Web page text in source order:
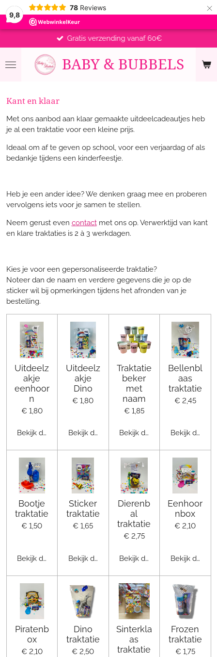
9,8
78 Reviews ×
BABY & BUBBELS
Gratis verzending vanaf 60€
Kant en klaar
Met ons aanbod aan klaar gemaakte uitdeelcadeautjes heb
je al een traktatie voor een kleine prijs.
Ideaal om af te geven op school, voor een verjaardag of als
bedankje tijdens een kinderfeestje.
Heb je een ander idee? We denken graag mee en proberen
vervolgens iets voor je samen te stellen.
Neem gerust even contactmet ons op. Verwerktijd van kant
en klare traktaties is 2 à 3 werkdagen.
Kies je voor een gepersonaliseerde traktatie?
Noteer dan de naam en verdere gegevens die je op de
sticker wil bij opmerkingen tijdens het afronden van je
bestelling.
Uitdeelz
akje
eenhoor
n
€ 1,80
Bekijk details
Uitdeelz
akje
Dino
€ 1,80
Bekijk details
Traktatie
beker
met
naam
€ 1,85
Bekijk details
Bellenbl
aas
traktatie
€ 2,45
Bekijk details
Bootje
traktatie
€ 1,50
Bekijk details
Sticker
traktatie
€ 1,65
Bekijk details
Dierenb
al
traktatie
€ 2,75
Bekijk details
Eenhoor
nbox
€ 2,10
Bekijk details
Piratenb
ox
€ 2,10
Dino
traktatie
€ 2,50
Sinterkla
as
traktatie
Frozen
traktatie
€ 1,75